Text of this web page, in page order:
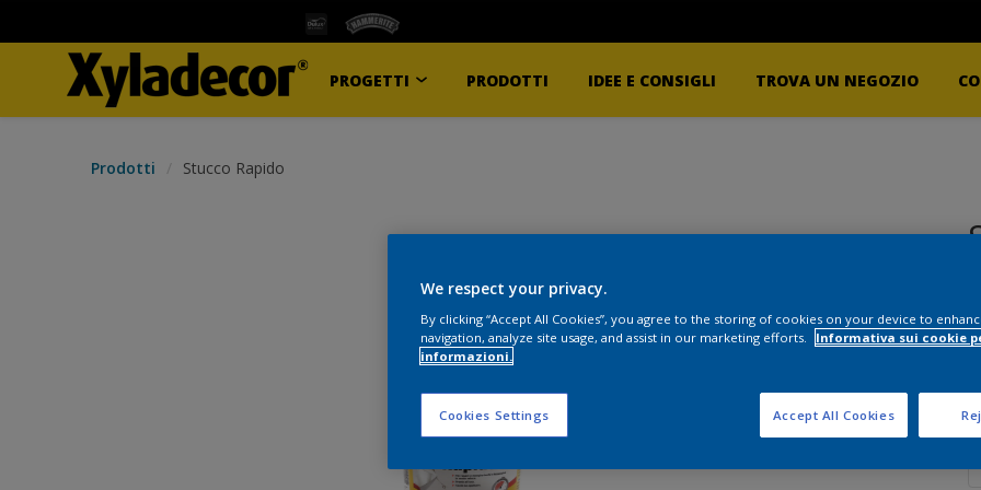
PROGETTI PRODOTTI IDEE E CONSIGLI TROVA UN NEGOZIO
Prodotti Stucco Rapido
We respect your privacy.
By clicking “Accept All Cookies”, you agree to the storing of cookies on your device to
navigation, analyze site usage, and assist in our marketing efforts.
Informativa sui cookie
informazioni.
Cookies Settings Accept All Cookies